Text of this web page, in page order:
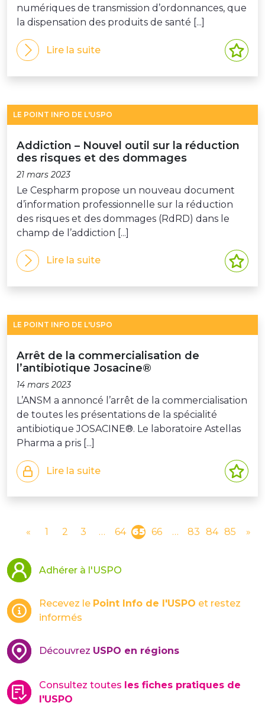
numériques de transmission d’ordonnances, que
la dispensation des produits de santé [...]
Lire la suite
LE POINT INFO DE L'USPO
Addiction – Nouvel outil sur la réduction
des risques et des dommages
21 mars 2023
Le Cespharm propose un nouveau document
d’information professionnelle sur la réduction
des risques et des dommages (RdRD) dans le
champ de l’addiction [...]
Lire la suite
LE POINT INFO DE L'USPO
Arrêt de la commercialisation de
l’antibiotique Josacine®
14 mars 2023
L’ANSM a annoncé l’arrêt de la commercialisation
de toutes les présentations de la spécialité
antibiotique JOSACINE®. Le laboratoire Astellas
Pharma a pris [...]
Lire la suite
« 1 2 3 … 64 65 66 … 83 84 85 »
Adhérer à l'USPO
Recevez le Point Info de l'USPO et restez
informés
Découvrez USPO en régions
Consultez toutes les fiches pratiques de
l'USPO